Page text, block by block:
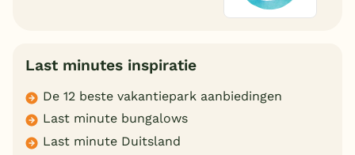
Last minutes inspiratie
De 12 beste vakantiepark aanbiedingen
Last minute bungalows
Last minute Duitsland